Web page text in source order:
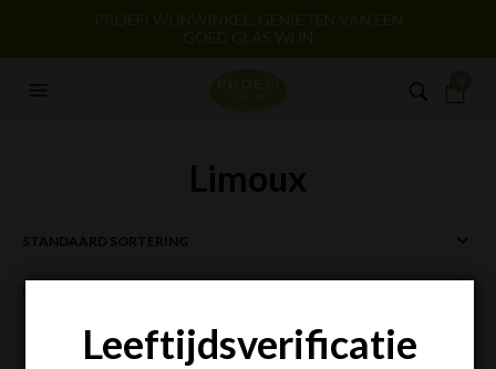
PROEF! WIJNWINKEL. GENIETEN VAN EEN
GOED GLAS WIJN
Limoux
Leeftijdsverificatie